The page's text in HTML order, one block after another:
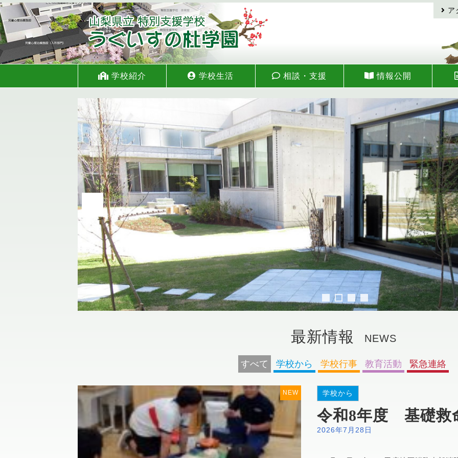
ア
学校紹介 学校生活 相談・支援 情報公開
最新情報 NEWS
すべて 学校から 学校行事 教育活動 緊急連絡
NEW 学校から
令和8年度 基礎救
2026年7月28日